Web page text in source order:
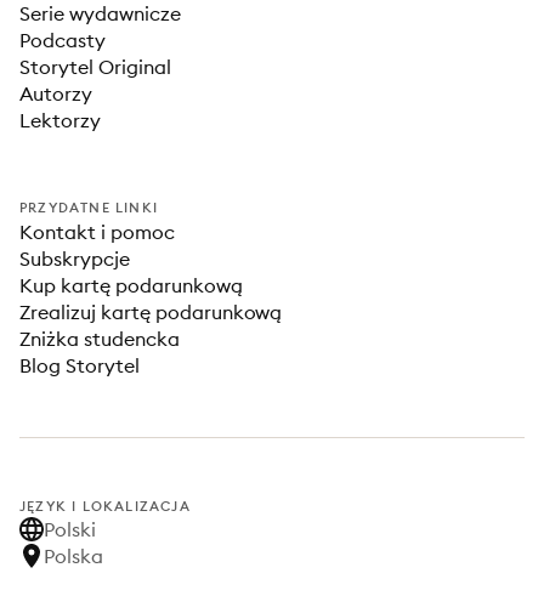
Serie wydawnicze
Podcasty
Storytel Original
Autorzy
Lektorzy
PRZYDATNE LINKI
Kontakt i pomoc
Subskrypcje
Kup kartę podarunkową
Zrealizuj kartę podarunkową
Zniżka studencka
Blog Storytel
JĘZYK I LOKALIZACJA
Polski
Polska